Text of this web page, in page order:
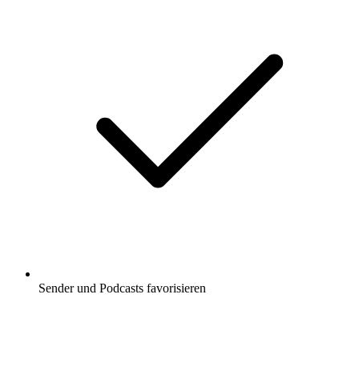
Sender und Podcasts favorisieren